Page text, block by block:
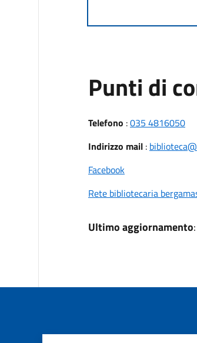
Punti di
Telefono :035 4816050
Indirizzo mail:
Facebook
Rete bibliotecaria
Ultimo aggiornamento